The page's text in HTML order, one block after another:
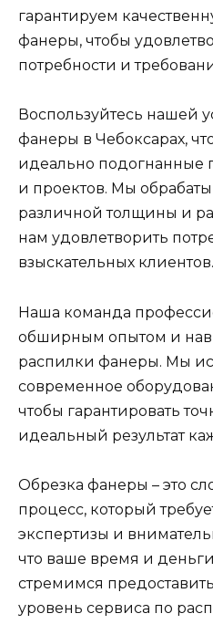
гарантируем
фанеры, чтобы
потребности и
Воспользуйтесь нашей
фанеры в Чебоксарах,
идеально подогнанные
и проектов. Мы
различной толщины и
нам удовлетворить
взыскательных клиентов.
Наша команда
обширным опытом и
распилки фанеры. Мы
современное
чтобы гарантировать
идеальный результат
Обрезка фанеры – это
процесс, который
экспертизы и
что ваше время и
стремимся
уровень сервиса по